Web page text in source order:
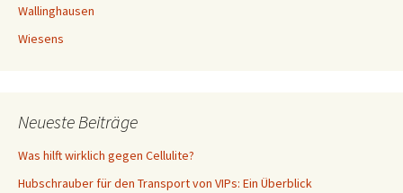
Wallinghausen
Wiesens
Neueste Beiträge
Was hilft wirklich gegen Cellulite?
Hubschrauber für den Transport von VIPs: Ein Überblick